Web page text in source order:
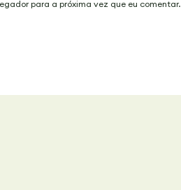
para a próxima vez que eu comentar.